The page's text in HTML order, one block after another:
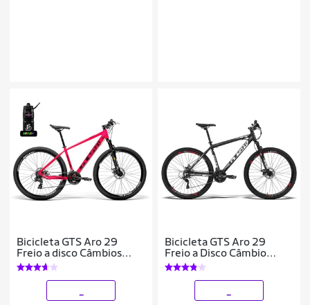
Bicicleta GTS Aro 29
Freio a disco Câmbios
shimano Tourney 24
Marchas e suspensão|
GTS M1 New Expert
Bicicleta GTS Aro 29
Freio a Disco Câmbio
Shimano 21 Marchas e
Amortecedor | GTS M1
Advanced